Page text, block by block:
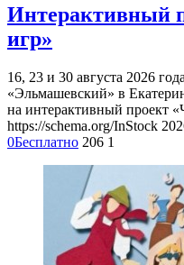
Интерактивный
игр»
16, 23 и 30 августа 2026
«Эльмашевский» в
на интерактивный проект
https://schema.org/InStock
0Бесплатно 206 1